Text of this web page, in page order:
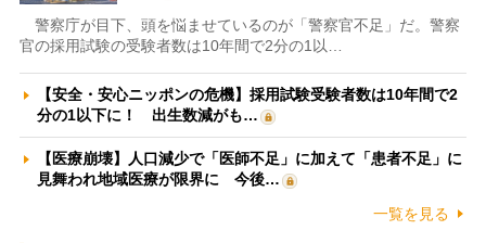
警察庁が目下、頭を悩ませているのが「警察官不足」だ。警察
官の採用試験の受験者数は10年間で2分の1以…
【安全・安心ニッポンの危機】採用試験受験者数は10年間で2
分の1以下に！ 出生数減がも…
【医療崩壊】人口減少で「医師不足」に加えて「患者不足」に
見舞われ地域医療が限界に 今後…
一覧を見る